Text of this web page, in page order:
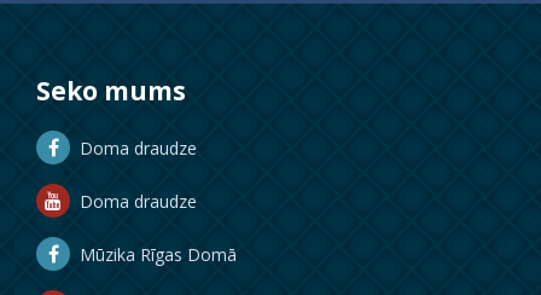
Seko mums
Doma draudze
Doma draudze
Mūzika Rīgas Domā